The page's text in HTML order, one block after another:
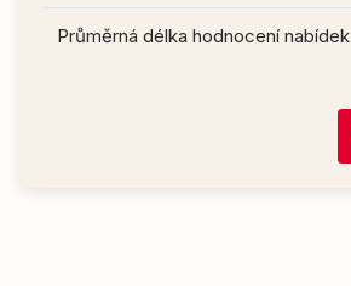
Průměrná délka hodnocení nabídek